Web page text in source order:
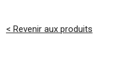
< Revenir aux produits